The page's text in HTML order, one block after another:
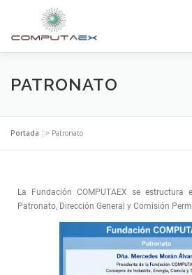
INICIO LA FUNDACIÓN
SUPERCOMPUTACIÓN
PATRONATO
Portada >> Patronato
La Fundación COMPUTAEX se estructura
Patronato, Dirección General y Comisión